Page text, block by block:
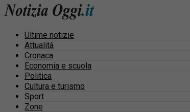
Ultime notizie
Attualità
Cronaca
Economia e scuola
Politica
Cultura e turismo
Sport
Zone